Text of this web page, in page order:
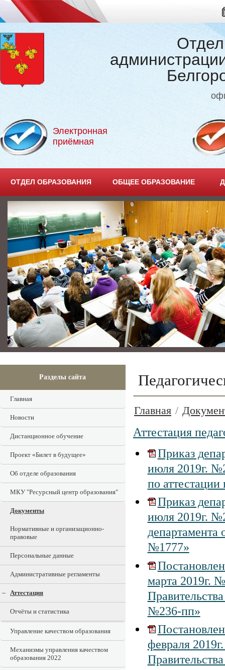
Электронная
приёмная
ОТДЕЛ ОБРАЗОВАНИЯ ОБЩЕЕ ОБРАЗОВАНИЕ
Разделы сайта
Главная
Новости
Дистанционное обучение
Проект «Билет в будущее»
Об отделе образования
МКУ "Ресурсный центр образования"
Документы
Нормативные и организационно-
правовые
Персональные данные
Административные регламенты
Аттестация
Отчёты и статистика
Управление качеством образования
Механизмы управления качеством
образования 2022
Главная /
Аттестация
Приказ
июля 2019г.
по аттестации
Приказ
июля 2019г.
департамента
№1777»
марта 2019г.
№236-пп»
февраля